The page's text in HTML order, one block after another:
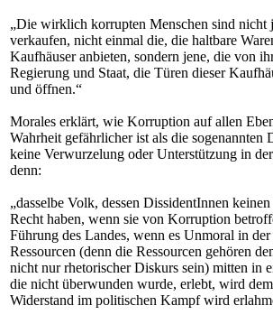
„Die wirklich korrupten Menschen sind nicht
verkaufen, nicht einmal die, die haltbare
Kaufhäuser anbieten, sondern jene, die von
Regierung und Staat, die Türen dieser
und öffnen.“
Morales erklärt, wie Korruption auf allen
Wahrheit gefährlicher ist als die sogenannten
keine Verwurzelung oder Unterstützung in
denn:
„dasselbe Volk, dessen DissidentInnen
Recht haben, wenn sie von Korruption
Führung des Landes, wenn es Unmoral in
Ressourcen (denn die Ressourcen gehören
nicht nur rhetorischer Diskurs sein) mitten in
die nicht überwunden wurde, erlebt, wird
Widerstand im politischen Kampf wird